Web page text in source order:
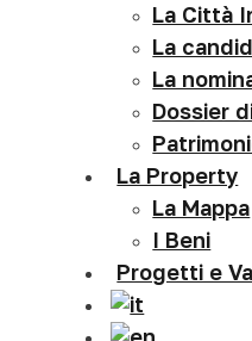
La Città
La
La
Dossier
La Property
La Mappa
I Beni
Progetti e